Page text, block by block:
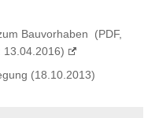
Bauvorhaben (PDF,
13.04.2016)
(18.10.2013)